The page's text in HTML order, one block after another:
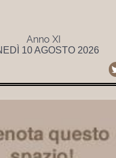
Anno XI
10 AGOSTO 2026